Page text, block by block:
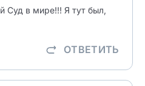
Суд в мире!!! Я тут был,
ОТВЕТИТЬ